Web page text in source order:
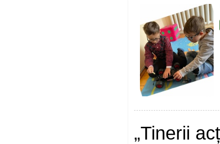
„Tinerii